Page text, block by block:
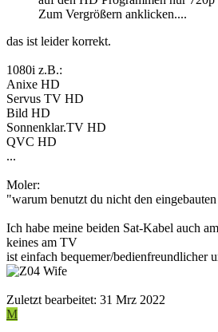
Zum Vergrößern anklicken....
das ist leider korrekt.
1080i z.B.:
Anixe HD
Servus TV HD
Bild HD
Sonnenklar.TV HD
QVC HD
...
Moler:
"warum benutzt du nicht den
Ich habe meine beiden Sat-Kabel auch
keines am TV
ist einfach bequemer/bedienfreundlicher
Zuletzt bearbeitet: 31 Mrz 2022
M